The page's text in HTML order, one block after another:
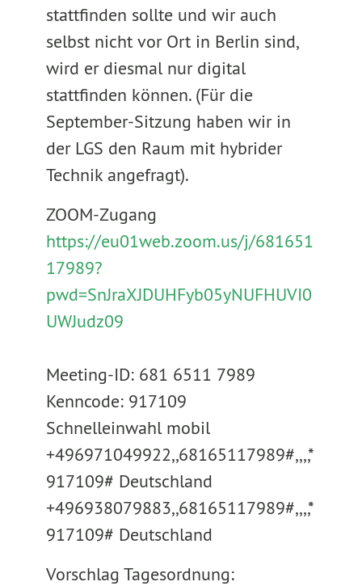
stattfinden sollte und wir auch
selbst nicht vor Ort in Berlin sind,
wird er diesmal nur digital
stattfinden können. (Für die
September-Sitzung haben wir in
der LGS den Raum mit hybrider
Technik angefragt).
ZOOM-Zugang
https://eu01web.zoom.us/j/681651
17989?
pwd=SnJraXJDUHFyb05yNUFHUVI0
UWJudz09
Meeting-ID: 681 6511 7989
Kenncode: 917109
Schnelleinwahl mobil
+496971049922,,68165117989#,,,,*
917109# Deutschland
+496938079883,,68165117989#,,,,*
917109# Deutschland
Vorschlag Tagesordnung: